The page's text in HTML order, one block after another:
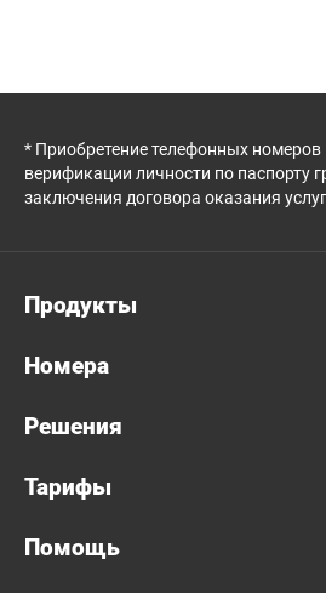
* Приобретение телефонных
верификации личности по паспорту
заключения договора оказания
Продукты
Номера
Решения
Тарифы
Помощь